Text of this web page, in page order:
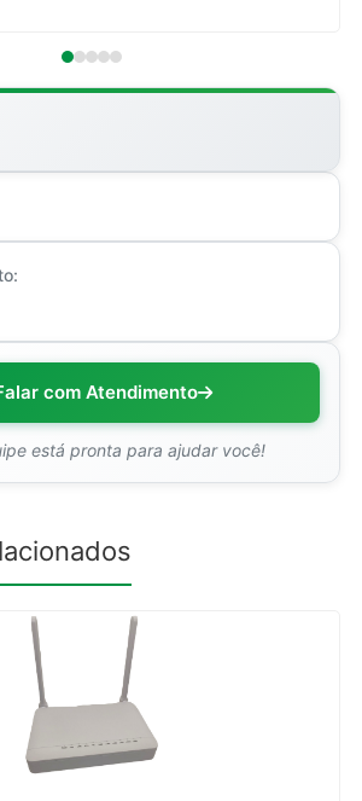
com Atendimento
está pronta para ajudar você!